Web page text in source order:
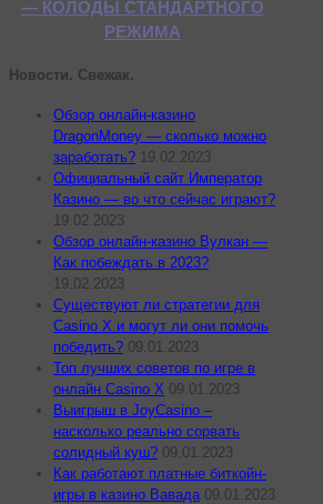
— КОЛОДЫ СТАНДАРТНОГО
РЕЖИМА
Новости. Свежак.
Обзор онлайн-казино
DragonMoney — сколько можно
заработать? 19.02.2023
Официальный сайт Император
Казино — во что сейчас играют?
19.02.2023
Обзор онлайн-казино Вулкан —
Как побеждать в 2023?
19.02.2023
Существуют ли стратегии для
Casino X и могут ли они помочь
победить? 09.01.2023
Топ лучших советов по игре в
онлайн Casino X 09.01.2023
Выигрыш в JoyCasino –
насколько реально сорвать
солидный куш? 09.01.2023
Как работают платные биткойн-
игры в казино Вавада 09.01.2023